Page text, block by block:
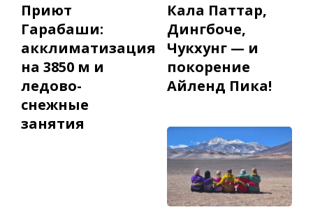
Приют
Гарабаши:
акклиматизация
на 3850 м и
ледово-
снежные
занятия
Кала Паттар,
Дингбоче,
Чукхунг — и
покорение
Айленд Пика!